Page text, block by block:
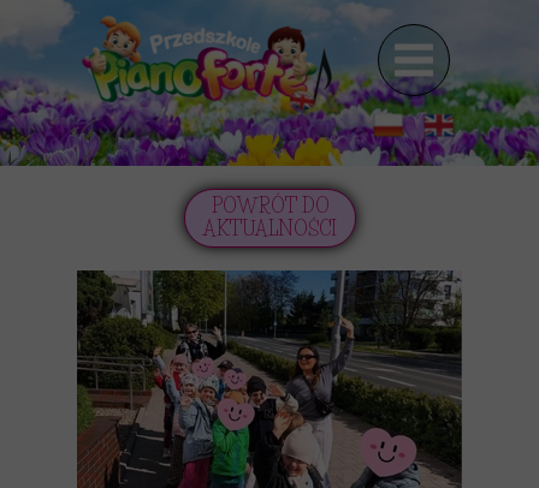
POWRÓT DO
AKTUALNOŚCI